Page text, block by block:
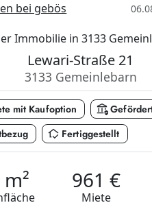
bei gebös
Lewari-Straße 21
3133 Gemeinlebarn
mit Kaufoption assured_workload
in_home_mode Fertiggestellt
961 €
Miete